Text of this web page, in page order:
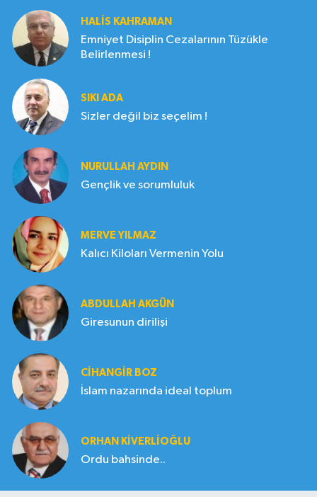
HALIS KAHRAMAN
Emniyet Disiplin Cezalarının Tüzükle
Belirlenmesi !
SIKI ADA
Sizler değil biz seçelim !
NURULLAH AYDIN
Gençlik ve sorumluluk
MERVE YILMAZ
Kalıcı Kiloları Vermenin Yolu
ABDULLAH AKGÜN
Giresunun dirilişi
CIHANGIR BOZ
İslam nazarında ideal toplum
ORHAN KIVERLIOĞLU
Ordu bahsinde..